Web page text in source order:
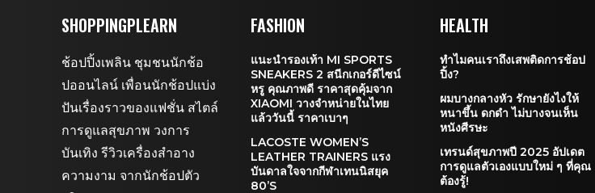
SHOPPINGPLEARN
ช้อปปิ้งเพลิน ชุมชนนักช้อ
ปออนไลน์ เพื่อนนักช้อปแบ่ง
ปันเรื่องราวของแฟชั่น สไตล์
การดูแลสุขภาพ วงการ
บันเทิง รีวิวเครื่องสำอาง
ความงาม จากนักช้อปตัว
FASHION
แนะนำรองเท้า MI SPORTS
SNEAKERS 2 สนีกเกอร์ดีไซน์
หรู คุณภาพดี ราคาสุดคุ้มจาก
XIAOMI วางจำหน่ายในไทย
แล้ววันนี้ ราคาเบาๆ
LACOSTE WOMEN’S
LEATHER TRAINERS แรง
บันดาลใจจากกีฬาเทนนิสยุค
80’S
HEALTH
ทำไมคนเราถึงเสพติดการช้อป
ปิ้ง?
ผมบางกลางหัว รักษายังไงให้
หนาขึ้น ดกดำ ไม่บางจนเห็น
หนังศีรษะ
เทรนด์สุขภาพปี 2025 อัปเดต
การดูแลตัวเองแบบใหม่ ๆ ที่คุณ
ต้องรู้!